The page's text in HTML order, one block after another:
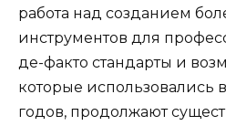
работа над созданием
инструментов для
де-факто стандарты и
которые использовались
годов, продолжают